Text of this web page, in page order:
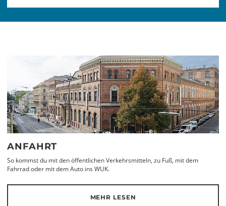
ANFAHRT
So kommst du mit den öffentlichen Verkehrsmitteln, zu Fuß, mit dem
Fahrrad oder mit dem Auto ins WUK.
MEHR LESEN